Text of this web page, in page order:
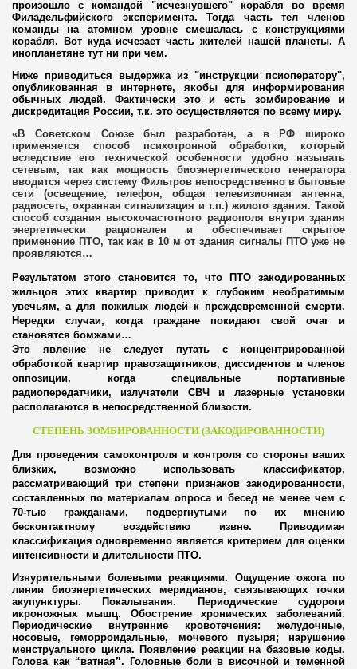
произошло с командой "исчезнувшего" корабля во время
Филадельфийского эксперимента. Тогда часть тел членов
команды на атомном уровне смешалась с конструкциями
корабля. Вот куда исчезает часть жителей нашей планеты. А
инопланетяне тут ни при чем.
Ниже приводиться выдержка из "инструкции псиоператору",
опубликованная в интернете, якобы для информирования
обычных людей. Фактически это и есть зомбирование и
дискредитация России, т.к. это осуществляется по всему миру.
«В Советском Союзе был разработан, а в РФ широко
применяется способ психотронной обработки, который
вследствие его технической особенности удобно называть
сетевым, так как мощность биоэнергетического генератора
вводится через систему Фильтров непосредственно в бытовые
сети (освещение, телефон, общая телевизионная антенна,
радиосеть, охранная сигнализация и т.п.) жилого здания. Такой
способ создания высокочастотного радиополя внутри здания
энергетически рационален и обеспечивает скрытое
применение ПТО, так как в 10 м от здания сигналы ПТО уже не
проявляются…
Результатом этого становится то, что ПТО закодированных
жильцов этих квартир приводит к глубоким необратимым
увечьям, а для пожилых людей к преждевременной смерти.
Нередки случаи, когда граждане покидают свой очаг и
становятся бомжами…
Это явление не следует путать с концентрированной
обработкой квартир правозащитников, диссидентов и членов
оппозиции, когда специальные портативные
радиопередатчики, излучатели СВЧ и лазерные установки
располагаются в непосредственной близости.
СТЕПЕНЬ ЗОМБИРОВАННОСТИ (ЗАКОДИРОВАННОСТИ)
Для проведения самоконтроля и контроля со стороны ваших
близких, возможно использовать классификатор,
рассматривающий три степени признаков закодированности,
составленных по материалам опроса и бесед не менее чем с
70-тью гражданами, подвергнутыми по их мнению
бесконтактному воздействию извне. Приводимая
классификация одновременно является критерием для оценки
интенсивности и длительности ПТО.
Изнурительными болевыми реакциями. Ощущение ожога по
линии биоэнергетических меридианов, связывающих точки
акупунктуры. Покалывания. Периодические судороги
икроножных мышц. Обострение хронических заболеваний.
Периодические внутренние кровотечения: желудочные,
носовые, геморроидальные, мочевого пузыря; нарушение
менструального цикла. Появление реакции на базовые коды.
Голова как “ватная”. Головные боли в височной и теменной
- саботаж
- убийц
террор
из Одессы
в РФ
из России